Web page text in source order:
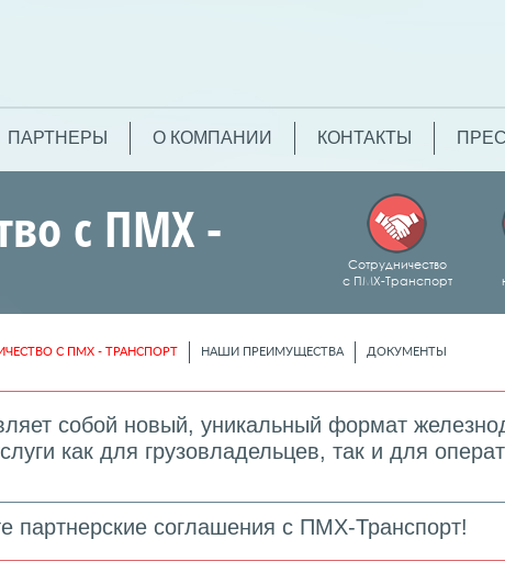
ПАРТНЕРЫ О КОМПАНИИ КОНТАКТЫ
с ПМХ -
Сотрудничество
с ПМХ-Транспорт
С ПМХ - ТРАНСПОРТ НАШИ ПРЕИМУЩЕСТВА ДОКУМЕНТЫ
собой новый, уникальный формат
как для грузовладельцев, так и для
партнерские соглашения с ПМХ-Транспорт!